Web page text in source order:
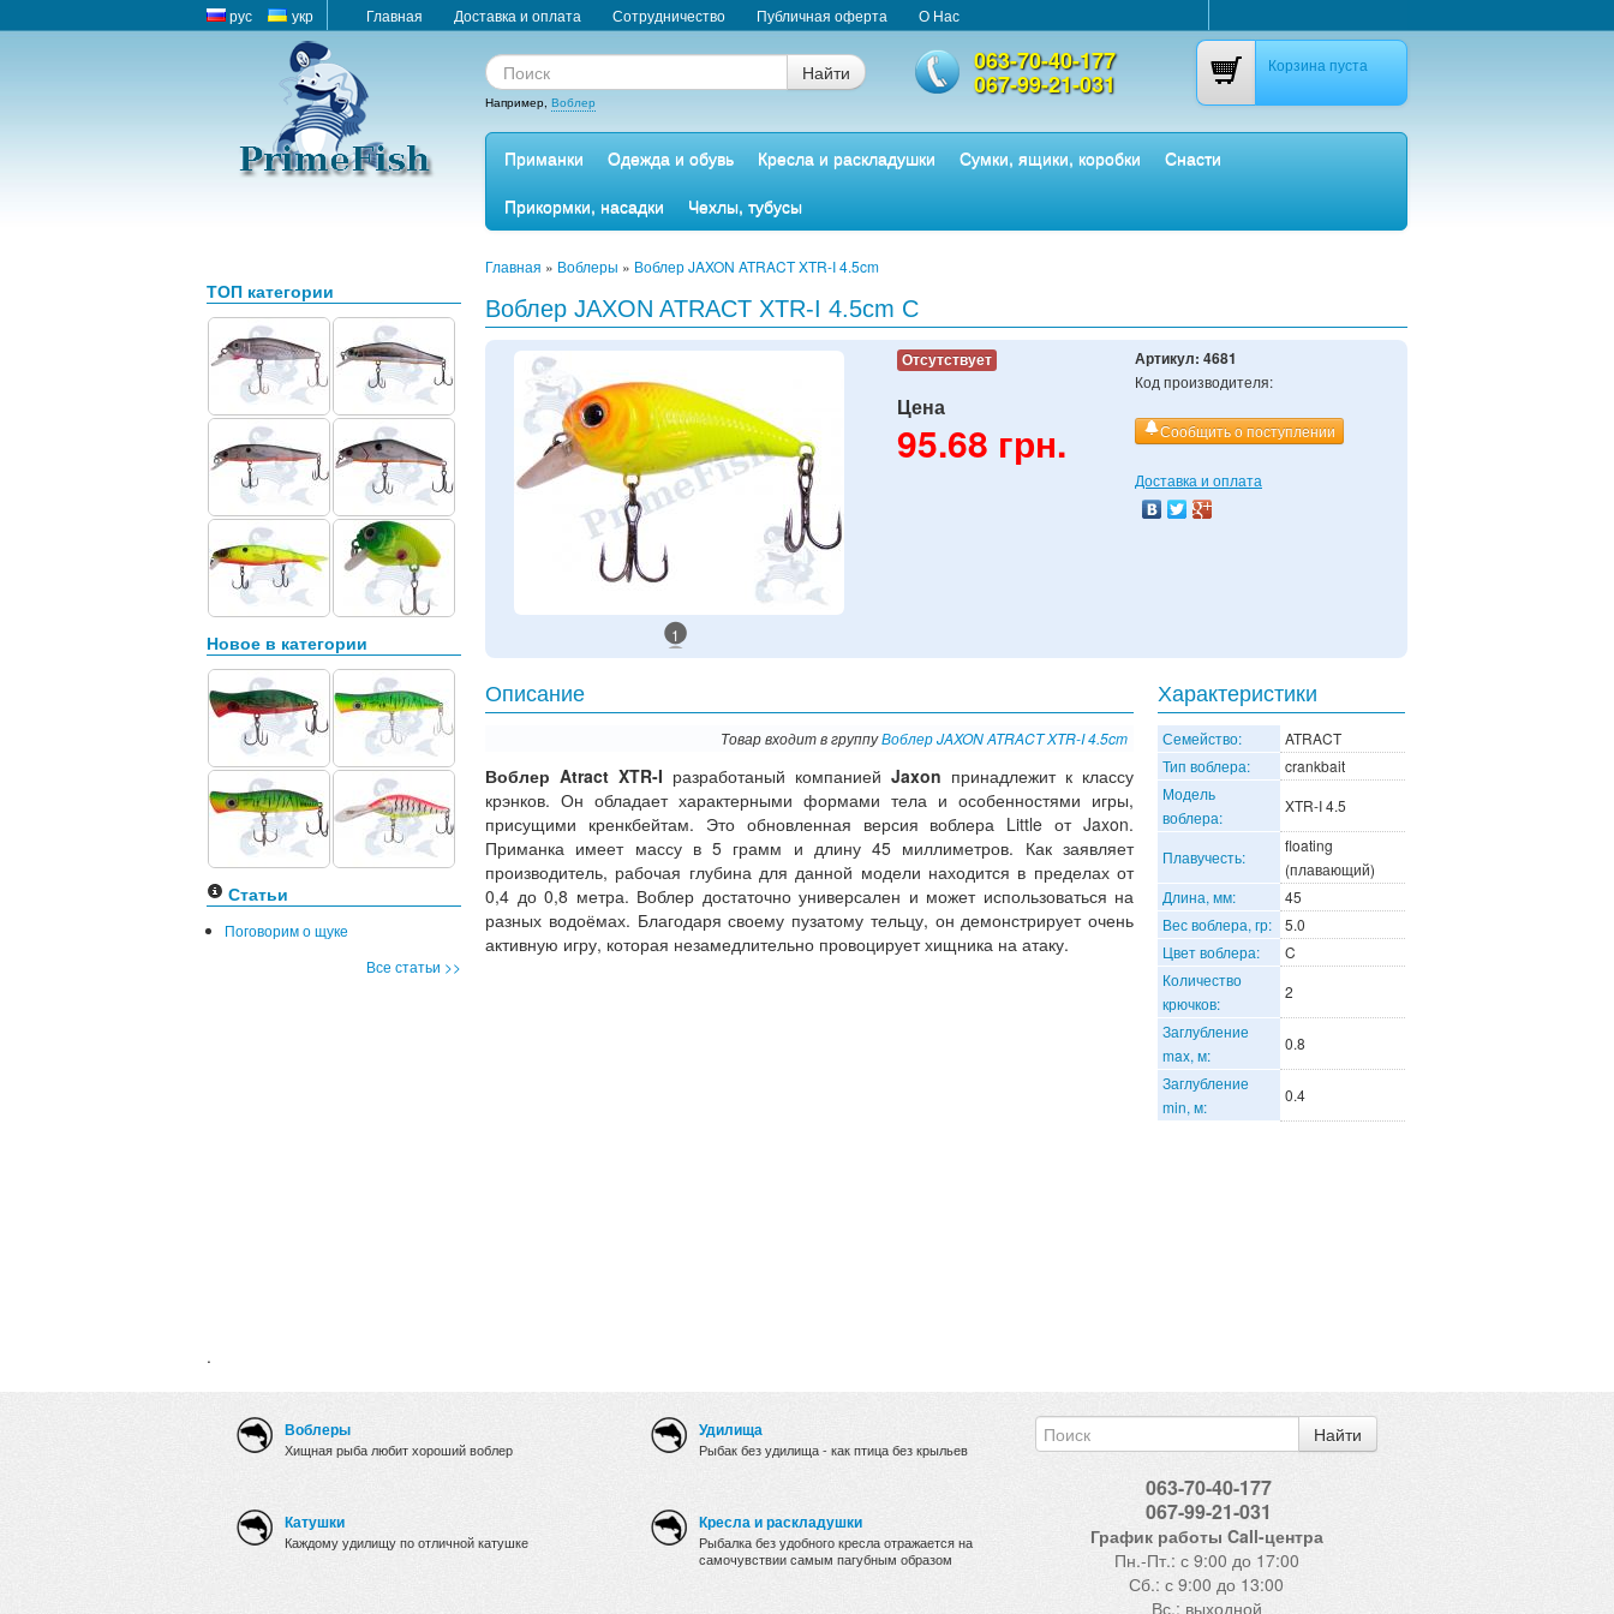
рус укр Главная Доставка и оплата Сотрудничество Публичная оферта О Нас
Найти
Например, Воблер
063-70-40-177
067-99-21-031
Корзина пуста
Приманки Одежда и обувь Кресла и раскладушки Сумки, ящики, коробки
Снасти
Прикормки, насадки
Чехлы, тубусы
ТОП категории
Новое в категории
Статьи
Поговорим о щуке
Все статьи >>
.
Главная » Воблеры » Воблер JAXON ATRACT XTR-I 4.5cm
Воблер JAXON ATRACT XTR-I 4.5cm C
1
Отсутствует
Цена
95.68 грн.
Артикул: 4681
Код производителя:
Сообщить о поступлении
Доставка и оплата
Описание
Товар входит в группуВоблер JAXON ATRACT XTR-I 4.5cm
Воблер Atract XTR-I разработаный компанией Jaxon принадлежит к классу
крэнков. Он обладает характерными формами тела и особенностями игры,
присущими кренкбейтам. Это обновленная версия воблера Little от Jaxon.
Приманка имеет массу в 5 грамм и длину 45 миллиметров. Как заявляет
производитель, рабочая глубина для данной модели находится в пределах от
0,4 до 0,8 метра. Воблер достаточно универсален и может использоваться на
разных водоёмах. Благодаря своему пузатому тельцу, он демонстрирует очень
активную игру, которая незамедлительно провоцирует хищника на атаку.
Характеристики
Семейство:
ATRACT
Тип воблера:
crankbait
Модель
воблера:
XTR-I 4.5
Плавучесть:
floating
(плавающий)
Длина, мм:
45
Вес воблера, гр:
5.0
Цвет воблера:
C
Количество
крючков:
2
Заглубление
max, м:
0.8
Заглубление
min, м:
0.4
Воблеры
Хищная рыба любит хороший воблер
Катушки
Каждому удилищу по отличной катушке
Удилища
Рыбак без удилища - как птица без крыльев
Кресла и раскладушки
Рыбалка без удобного кресла отражается на
самочувствии самым пагубным образом
Найти
063-70-40-177
067-99-21-031
График работы Call-центра
Пн.-Пт.: с 9:00 до 17:00
Сб.: с 9:00 до 13:00
Вс.: выходной